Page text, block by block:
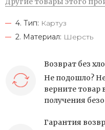
4. Тип: Картуз
2. Материал: Шерсть
Возврат без
Не подошло?
верните товар
получения
Гарантия